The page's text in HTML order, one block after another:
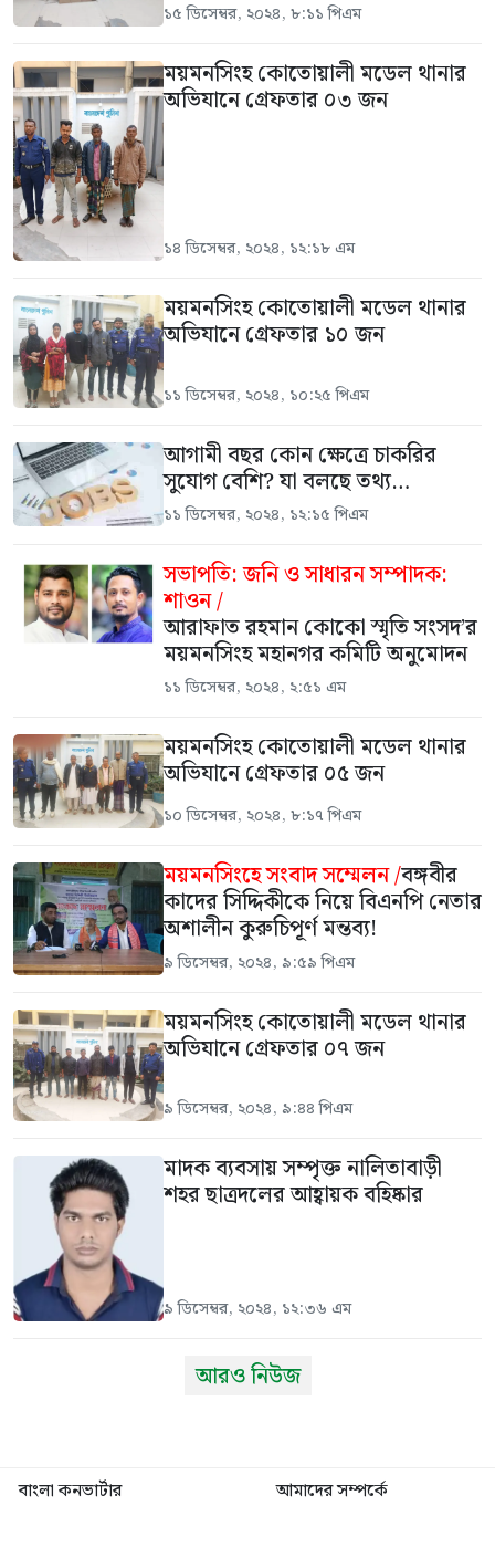
১৫ ডিসেম্বর, ২০২৪, ৮:১১ পিএম
ময়মনসিংহ কোতোয়ালী মডেল থানার
অভিযানে গ্রেফতার ০৩ জন
১৪ ডিসেম্বর, ২০২৪, ১২:১৮ এম
ময়মনসিংহ কোতোয়ালী মডেল থানার
অভিযানে গ্রেফতার ১০ জন
১১ ডিসেম্বর, ২০২৪, ১০:২৫ পিএম
আগামী বছর কোন ক্ষেত্রে চাকরির
সুযোগ বেশি? যা বলছে তথ্য…
১১ ডিসেম্বর, ২০২৪, ১২:১৫ পিএম
সভাপতি: জনি ও সাধারন সম্পাদক:
শাওন /
আরাফাত রহমান কোকো স্মৃতি সংসদ’র
ময়মনসিংহ মহানগর কমিটি অনুমোদন
১১ ডিসেম্বর, ২০২৪, ২:৫১ এম
ময়মনসিংহ কোতোয়ালী মডেল থানার
অভিযানে গ্রেফতার ০৫ জন
১০ ডিসেম্বর, ২০২৪, ৮:১৭ পিএম
ময়মনসিংহে সংবাদ সম্মেলন /বঙ্গবীর
কাদের সিদ্দিকীকে নিয়ে বিএনপি নেতার
অশালীন কুরুচিপূর্ণ মন্তব্য!
৯ ডিসেম্বর, ২০২৪, ৯:৫৯ পিএম
ময়মনসিংহ কোতোয়ালী মডেল থানার
অভিযানে গ্রেফতার ০৭ জন
৯ ডিসেম্বর, ২০২৪, ৯:৪৪ পিএম
মাদক ব্যবসায় সম্পৃক্ত নালিতাবাড়ী
শহর ছাত্রদলের আহ্বায়ক বহিষ্কার
৯ ডিসেম্বর, ২০২৪, ১২:৩৬ এম
আরও নিউজ
বাংলা কনভার্টার
আমাদের সম্পর্কে